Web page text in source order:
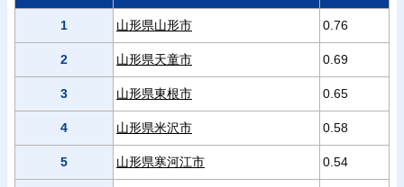
1 山形県山形市 0.76
2 山形県天童市 0.69
3 山形県東根市 0.65
4 山形県米沢市 0.58
5 山形県寒河江市 0.54